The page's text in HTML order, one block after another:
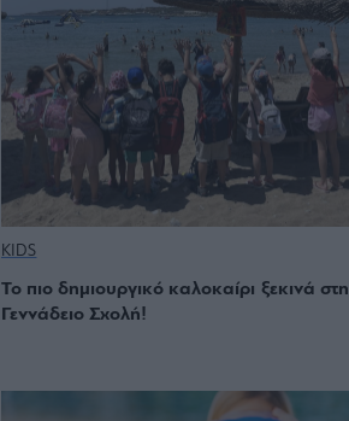
KIDS
Το πιο δημιουργικό καλοκαίρι ξεκινά στη
Γεννάδειο Σχολή!